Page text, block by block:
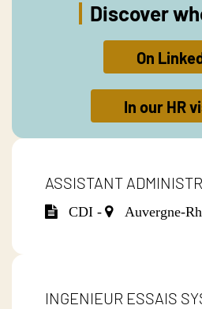
Discover
On
In our HR
ASSISTANT
CDI - Auvergne-
INGENIEUR ESSAIS